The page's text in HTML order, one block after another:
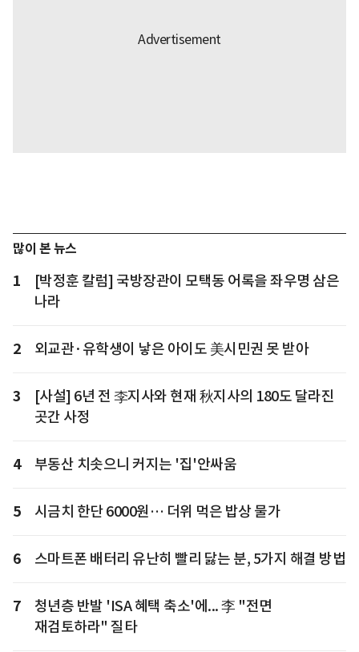
많이 본 뉴스
1
[박정훈 칼럼] 국방장관이 모택동 어록을 좌우명 삼은
나라
2 외교관·유학생이 낳은 아이도 美시민권 못 받아
3
[사설] 6년 전 李지사와 현재 秋지사의 180도 달라진
곳간 사정
4 부동산 치솟으니 커지는 '집'안싸움
5 시금치 한단 6000원… 더위 먹은 밥상 물가
6 스마트폰 배터리 유난히 빨리 닳는 분, 5가지 해결 방법
7
청년층 반발 'ISA 혜택 축소'에... 李 "전면
재검토하라" 질타